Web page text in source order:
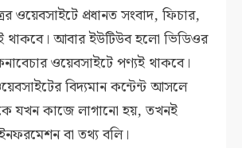
ওয়েবসাইটে প্রধানত সংবাদ, ফিচার,
থাকবে। আবার ইউটিউব হলো ভিডিওর
ওয়েবসাইটে পণ্যই থাকবে।
বিদ্যমান কন্টেন্ট আসলে
যখন কাজে লাগানো হয়, তখনই
বা তথ্য বলি।